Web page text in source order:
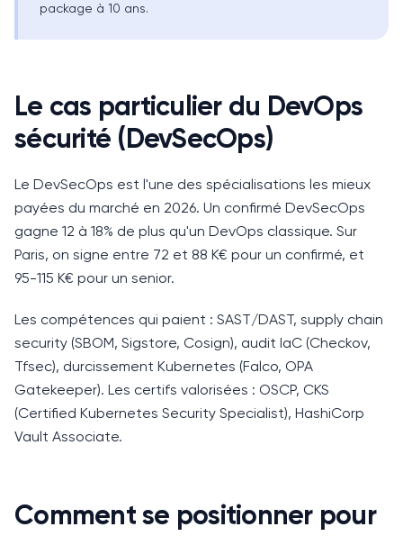
package à 10 ans.
Le cas particulier du DevOps
sécurité (DevSecOps)
Le DevSecOps est l'une des spécialisations les mieux
payées du marché en 2026. Un confirmé DevSecOps
gagne 12 à 18% de plus qu'un DevOps classique. Sur
Paris, on signe entre 72 et 88 K€ pour un confirmé, et
95-115 K€ pour un senior.
Les compétences qui paient : SAST/DAST, supply chain
security (SBOM, Sigstore, Cosign), audit IaC (Checkov,
Tfsec), durcissement Kubernetes (Falco, OPA
Gatekeeper). Les certifs valorisées : OSCP, CKS
(Certified Kubernetes Security Specialist), HashiCorp
Vault Associate.
Comment se positionner pour